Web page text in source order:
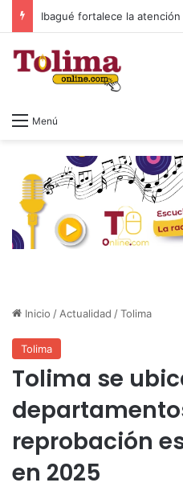
Menú
Inicio / Actualidad /Tolima
Tolima
Tolima se
reprobación
en 2025